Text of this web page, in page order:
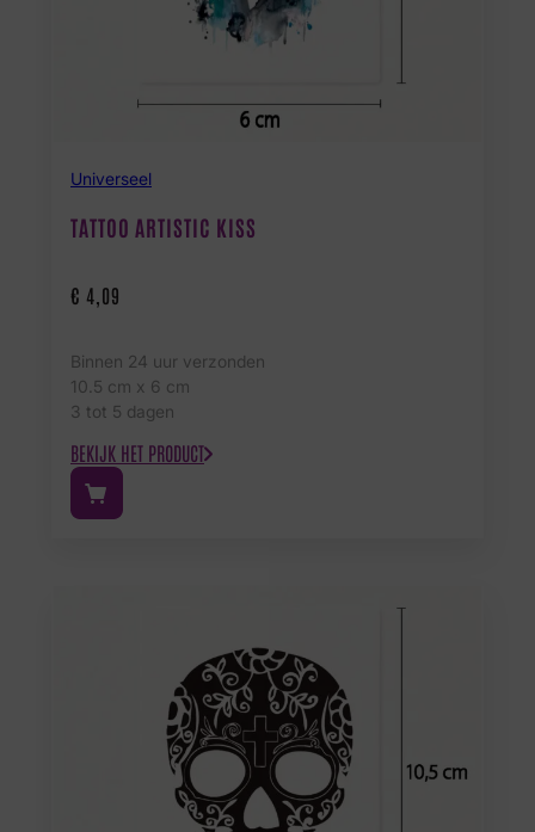
Universeel
TATTOO ARTISTIC KISS
€ 4,09
Binnen 24 uur verzonden
10.5 cm x 6 cm
3 tot 5 dagen
BEKIJK HET PRODUCT